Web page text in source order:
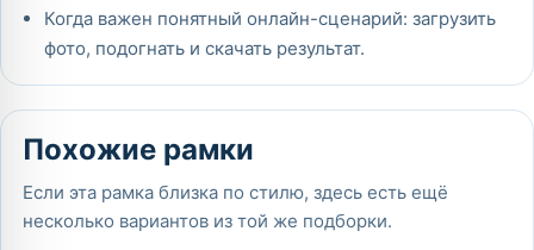
Когда важен понятный онлайн-сценарий: загрузить
фото, подогнать и скачать результат.
Похожие рамки
Если эта рамка близка по стилю, здесь есть ещё
несколько вариантов из той же подборки.